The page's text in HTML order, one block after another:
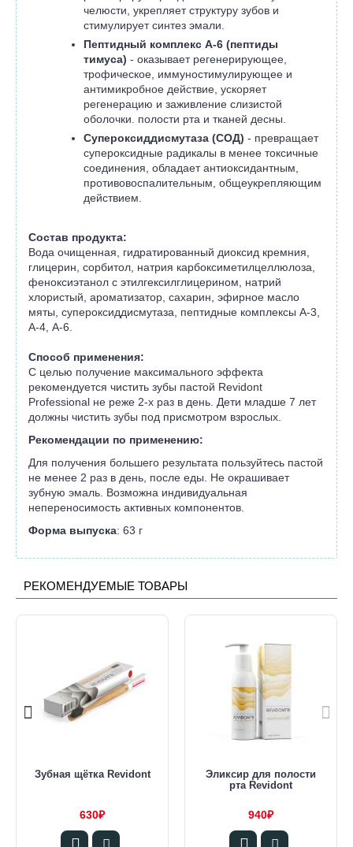
челюсти, укрепляет структуру зубов и
стимулирует синтез эмали.
Пептидный комплекс А-6 (пептиды
тимуса) - оказывает регенерирующее,
трофическое, иммуностимулирующее и
антимикробное действие, ускоряет
регенерацию и заживление слизистой
оболочки. полости рта и тканей десны.
Супероксиддисмутаза (СОД) - превращает
супероксидные радикалы в менее токсичные
соединения, обладает антиоксидантным,
противовоспалительным, общеукрепляющим
действием.
Состав продукта:
Вода очищенная, гидратированный диоксид кремния,
глицерин, сорбитол, натрия карбоксиметилцеллюлоза,
феноксиэтанол с этилгексилглицерином, натрий
хлористый, ароматизатор, сахарин, эфирное масло
мяты, супероксиддисмутаза, пептидные комплексы А-3,
А-4, А-6.
Способ применения:
С целью получение максимального эффекта
рекомендуется чистить зубы пастой Revidont
Professional не реже 2-х раз в день. Дети младше 7 лет
должны чистить зубы под присмотром взрослых.
Рекомендации по применению:
Для получения большего результата пользуйтесь пастой
не менее 2 раз в день, после еды. Не окрашивает
зубную эмаль. Возможна индивидуальная
непереносимость активных компонентов.
Форма выпуска: 63 г
РЕКОМЕНДУЕМЫЕ ТОВАРЫ
Зубная щётка Revidont
630₽
Эликсир для полости
рта Revidont
940₽